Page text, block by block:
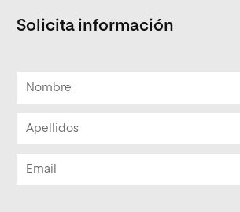
Solicita información